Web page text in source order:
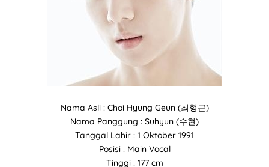
Nama Asli : Choi Hyung Geun (최형근)
Nama Panggung : Suhyun (수현)
Tanggal Lahir : 1 Oktober 1991
Posisi : Main Vocal
Tinggi : 177 cm